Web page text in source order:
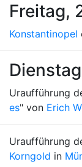
Freitag,
Konstantinopel
Uraufführung
es" von Erich
Uraufführung
Korngold in